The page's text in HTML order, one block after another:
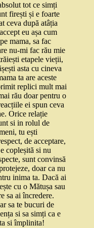
tot ce simți
firești și e foarte
ceva după atâția
eu așa cum
mama, sa fac
nu-mi fac rău mie
etapele vieții,
asta cu cineva
ta are aceste
replici mult mai
rău doar pentru o
ei spun ceva
Orice relație
si in rolul de
tu ești
de acceptare,
copleșită si nu
sunt convinsă
doar ca nu
inima ta. Dacă ai
cu o Mătușa sau
sa ai încredere.
sa te bucuri de
si sa simți ca e
si împlinita!